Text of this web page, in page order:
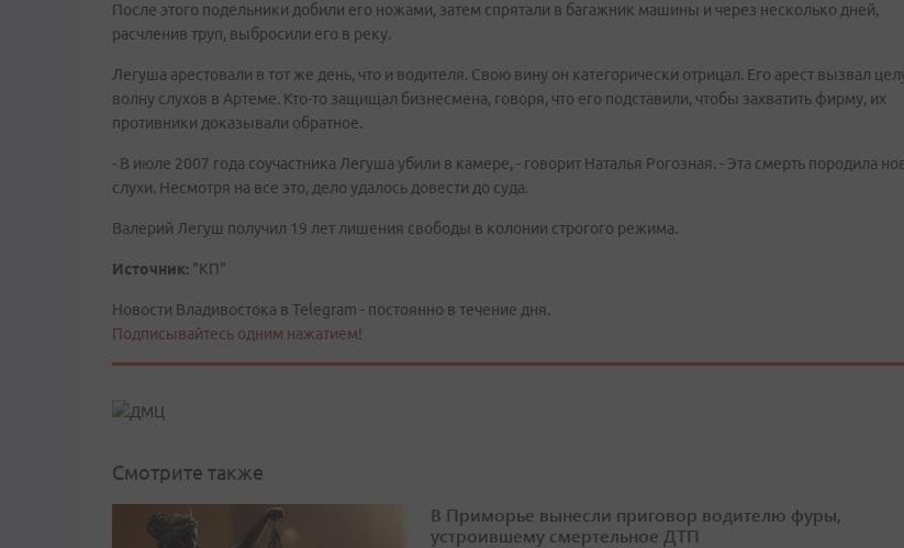
После этого подельники добили его ножами, затем спрятали в багажник машины и через несколько дней,
расчленив труп, выбросили его в реку.
Легуша арестовали в тот же день, что и водителя. Свою вину он категорически отрицал. Его арест вызвал
волну слухов в Артеме. Кто-то защищал бизнесмена, говоря, что его подставили, чтобы захватить фирму, их
противники доказывали обратное.
- В июле 2007 года соучастника Легуша убили в камере, - говорит Наталья Рогозная. - Эта смерть породила
слухи. Несмотря на все это, дело удалось довести до суда.
Валерий Легуш получил 19 лет лишения свободы в колонии строгого режима.
Источник: "КП"
Новости Владивостока в Telegram - постоянно в течение дня.
Подписывайтесь одним нажатием!
Смотрите также
В Приморье вынесли приговор водителю фуры,
устроившему смертельное ДТП